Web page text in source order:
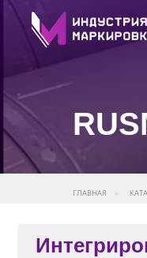
ГЛАВНАЯ »
КПМ-1500